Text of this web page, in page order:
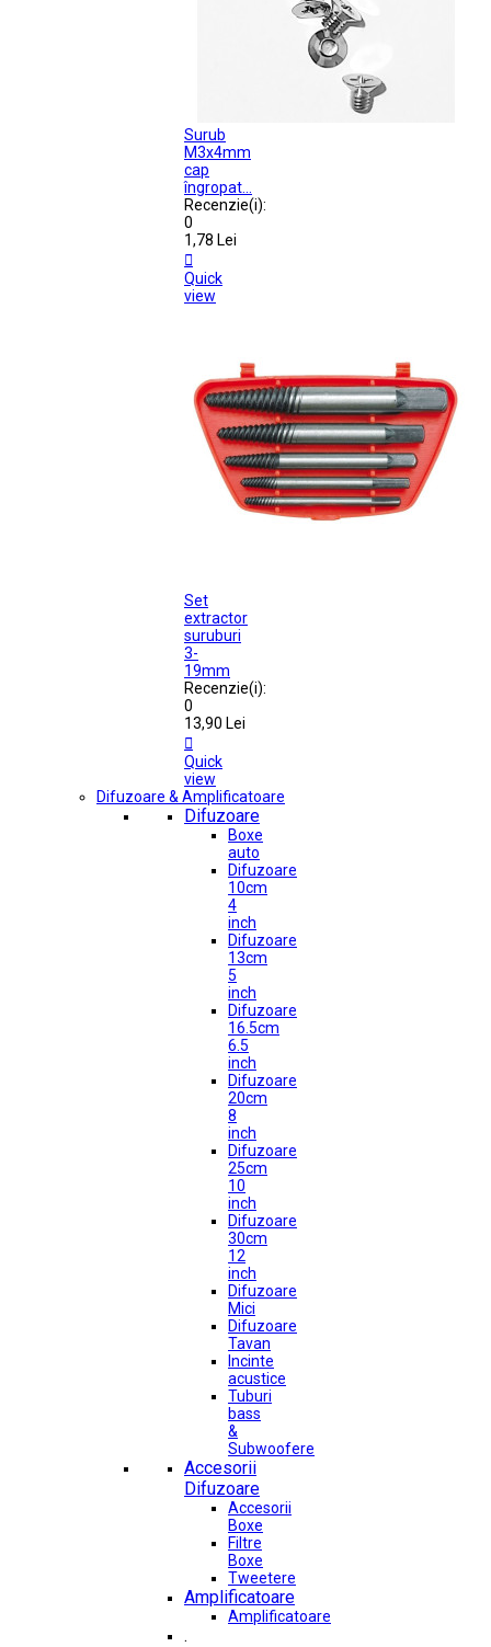
Surub
M3x4mm
cap
îngropat...
Recenzie(i):
0
1,78 Lei

Quick
view
Set
extractor
suruburi
3-
19mm
Recenzie(i):
0
13,90 Lei

Quick
view
Difuzoare & Amplificatoare
Difuzoare
Boxe
auto
Difuzoare
10cm
4
inch
Difuzoare
13cm
5
inch
Difuzoare
16.5cm
6.5
inch
Difuzoare
20cm
8
inch
Difuzoare
25cm
10
inch
Difuzoare
30cm
12
inch
Difuzoare
Mici
Difuzoare
Tavan
Incinte
acustice
Tuburi
bass
&
Subwoofere
Accesorii
Difuzoare
Accesorii
Boxe
Filtre
Boxe
Tweetere
Amplificatoare
Amplificatoare
.